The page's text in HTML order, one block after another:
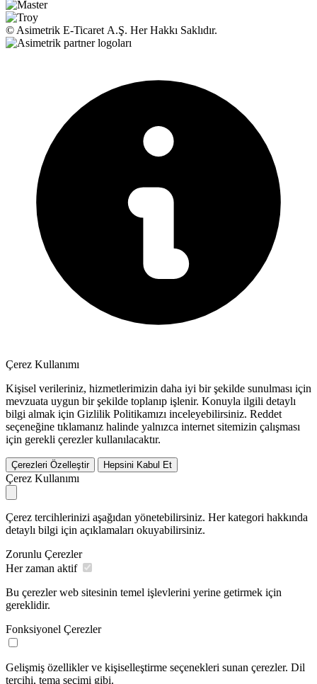
© Asimetrik E‑Ticaret A.Ş. Her Hakkı Saklıdır.
Çerez Kullanımı
Kişisel verileriniz, hizmetlerimizin daha iyi bir şekilde sunulması için
mevzuata uygun bir şekilde toplanıp işlenir. Konuyla ilgili detaylı
bilgi almak için Gizlilik Politikamızı inceleyebilirsiniz. Reddet
seçeneğine tıklamanız halinde yalnızca internet sitemizin çalışması
için gerekli çerezler kullanılacaktır.
Çerezleri Özelleştir Hepsini Kabul Et
Çerez Kullanımı
Çerez tercihlerinizi aşağıdan yönetebilirsiniz. Her kategori hakkında
detaylı bilgi için açıklamaları okuyabilirsiniz.
Zorunlu Çerezler
Her zaman aktif
Bu çerezler web sitesinin temel işlevlerini yerine getirmek için
gereklidir.
Fonksiyonel Çerezler
Gelişmiş özellikler ve kişiselleştirme seçenekleri sunan çerezler. Dil
tercihi, tema seçimi gibi.